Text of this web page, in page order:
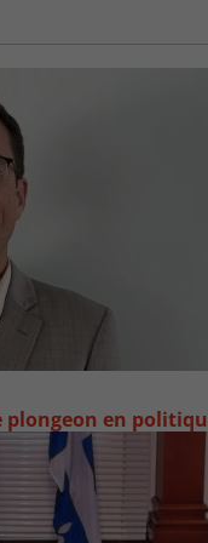
plongeon en